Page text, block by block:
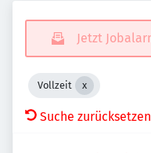
Jetzt
Vollzeit
Suche zurücksetzen